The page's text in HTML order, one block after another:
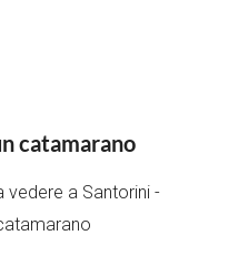
catamarano